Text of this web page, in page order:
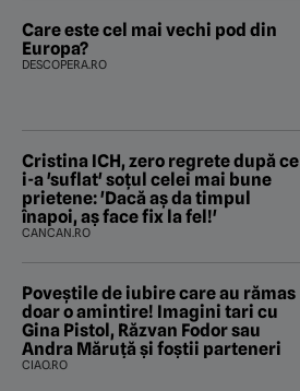
Care este cel mai vechi pod din
Europa?
DESCOPERA.RO
Cristina ICH, zero regrete după ce
i-a 'suflat' soțul celei mai bune
prietene: 'Dacă aș da timpul
înapoi, aș face fix la fel!'
CANCAN.RO
Poveştile de iubire care au rămas
doar o amintire! Imagini tari cu
Gina Pistol, Răzvan Fodor sau
Andra Măruţă şi foştii parteneri
CIAO.RO